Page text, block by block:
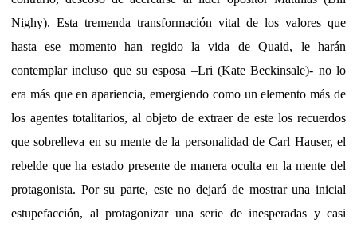
Nighy). Esta tremenda transformación vital de los valores que
hasta ese momento han regido la vida de Quaid, le harán
contemplar incluso que su esposa –Lri (Kate Beckinsale)- no lo
era más que en apariencia, emergiendo como un elemento más de
los agentes totalitarios, al objeto de extraer de este los recuerdos
que sobrelleva en su mente de la personalidad de Carl Hauser, el
rebelde que ha estado presente de manera oculta en la mente del
protagonista. Por su parte, este no dejará de mostrar una inicial
estupefacción, al protagonizar una serie de inesperadas y casi